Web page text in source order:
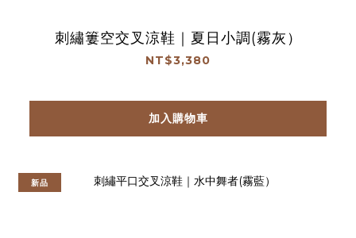
刺繡簍空交叉涼鞋｜夏日小調(霧灰）
NT$3,380
加入購物車
新品